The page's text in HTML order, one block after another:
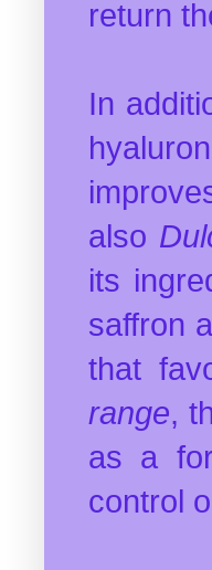
return
In
also
its
saffron
that
range,
as a
control